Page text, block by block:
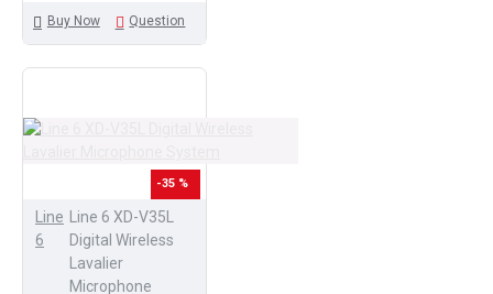
Buy Now Question
-35 %
Line
6
Line 6 XD-V35L
Digital Wireless
Lavalier
Microphone